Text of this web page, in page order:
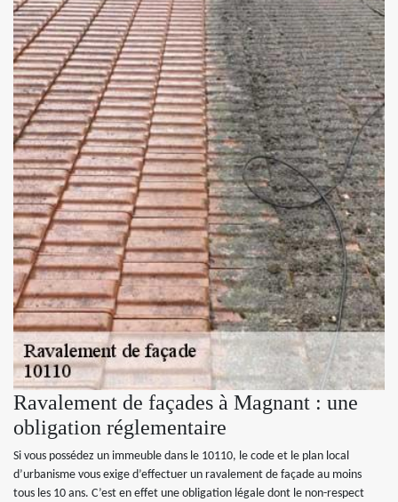
Ravalement de façades à Magnant : une
obligation réglementaire
Si vous possédez un immeuble dans le 10110, le code et le plan local
d’urbanisme vous exige d’effectuer un ravalement de façade au moins
tous les 10 ans. C’est en effet une obligation légale dont le non-respect